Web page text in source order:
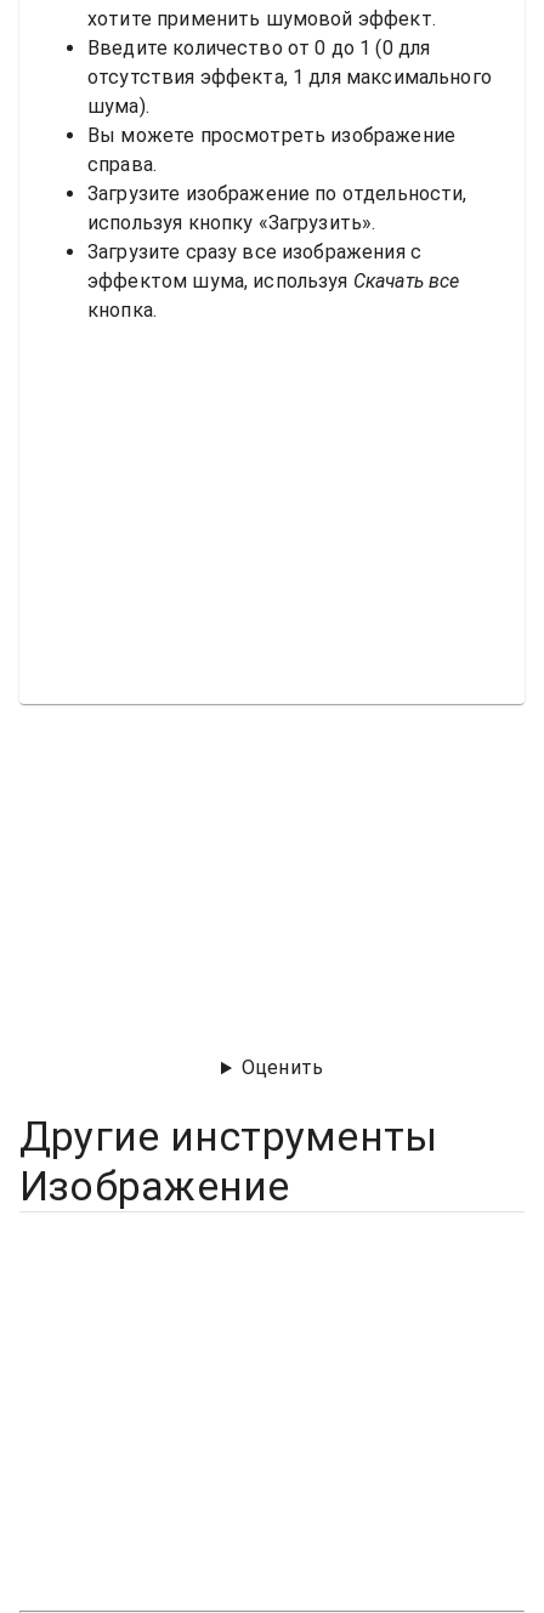
хотите применить шумовой эффект.
Введите количество от 0 до 1 (0 для
отсутствия эффекта, 1 для максимального
шума).
Вы можете просмотреть изображение
справа.
Загрузите изображение по отдельности,
используя кнопку «Загрузить».
Загрузите сразу все изображения с
эффектом шума, используя Скачать все
кнопка.
Оценить
Другие инструменты
Изображение